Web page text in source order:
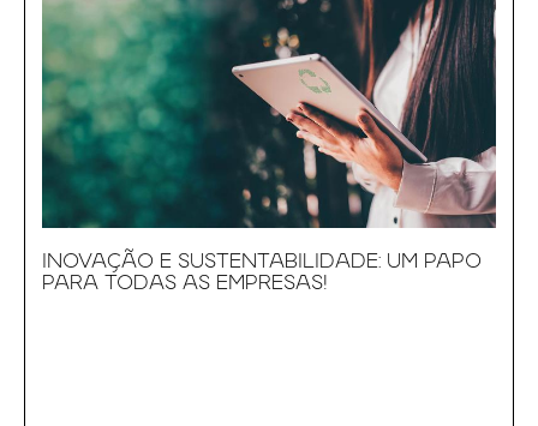
INOVAÇÃO E SUSTENTABILIDADE: UM PAPO
PARA TODAS AS EMPRESAS!